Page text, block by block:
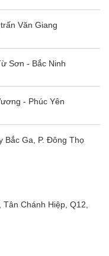
Văn Giang
Sơn - Bắc Ninh
- Phúc Yên
Bắc Ga, P. Đông Thọ
Chánh Hiệp, Q12,